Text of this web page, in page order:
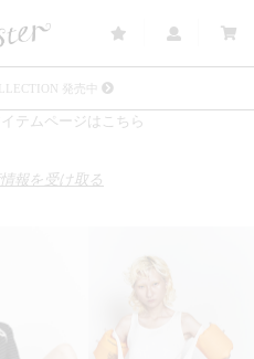
発売中
円OFFクーポン配布
店舗休業のご案内
クーポン配布
イテムページはこちら
報を受け取る